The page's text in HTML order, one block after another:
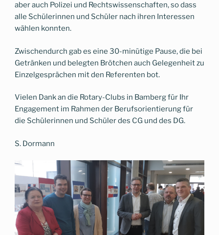
aber auch Polizei und Rechtswissenschaften, so dass
alle Schülerinnen und Schüler nach ihren Interessen
wählen konnten.
Zwischendurch gab es eine 30-minütige Pause, die bei
Getränken und belegten Brötchen auch Gelegenheit zu
Einzelgesprächen mit den Referenten bot.
Vielen Dank an die Rotary-Clubs in Bamberg für Ihr
Engagement im Rahmen der Berufsorientierung für
die Schülerinnen und Schüler des CG und des DG.
S. Dormann